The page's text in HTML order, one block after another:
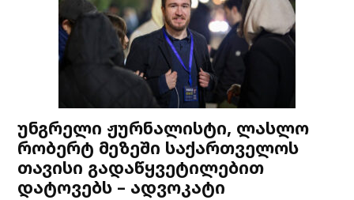
უნგრელი ჟურნალისტი, ლასლო
რობერტ მეზეში საქართველოს
თავისი გადაწყვეტილებით
დატოვებს – ადვოკატი